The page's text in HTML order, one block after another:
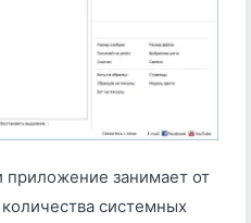
приложение занимает от
системных